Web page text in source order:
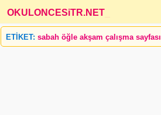
OKULONCESiTR.NET
ETİKET: sabah öğle akşam çalışma sayfası